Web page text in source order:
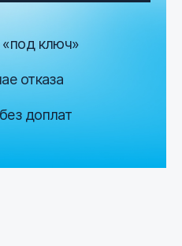
«под ключ»
отказа
доплат